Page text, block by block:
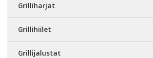
Grilliharjat
Grillihiilet
Grillijalustat